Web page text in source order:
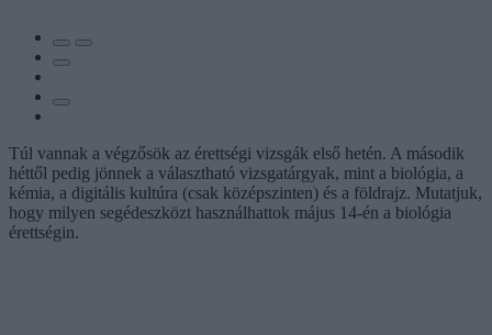
Túl vannak a végzősök az érettségi vizsgák első hetén. A második
héttől pedig jönnek a választható vizsgatárgyak, mint a biológia, a
kémia, a digitális kultúra (csak középszinten) és a földrajz. Mutatjuk,
hogy milyen segédeszközt használhattok május 14-én a biológia
érettségin.